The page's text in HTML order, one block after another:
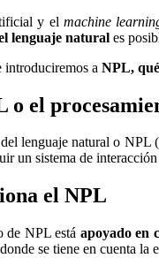
y el machine
lenguaje natural es
a NPL,
o el
lenguaje natural o NPL (
un sistema de
el NPL
de NPL está apoyado en
se tiene en cuenta la